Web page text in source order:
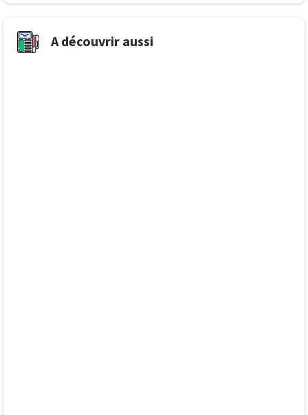
A découvrir aussi